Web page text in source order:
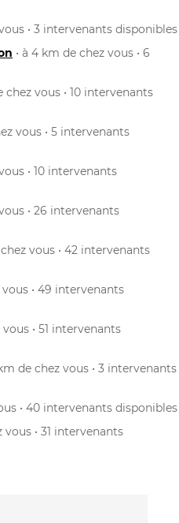
• 3 intervenants disponibles
• à 4 km de chez vous • 6
chez vous • 10 intervenants
vous • 5 intervenants
• 10 intervenants
• 26 intervenants
chez vous • 42 intervenants
vous • 49 intervenants
vous • 51 intervenants
de chez vous • 3 intervenants
• 40 intervenants disponibles
vous • 31 intervenants